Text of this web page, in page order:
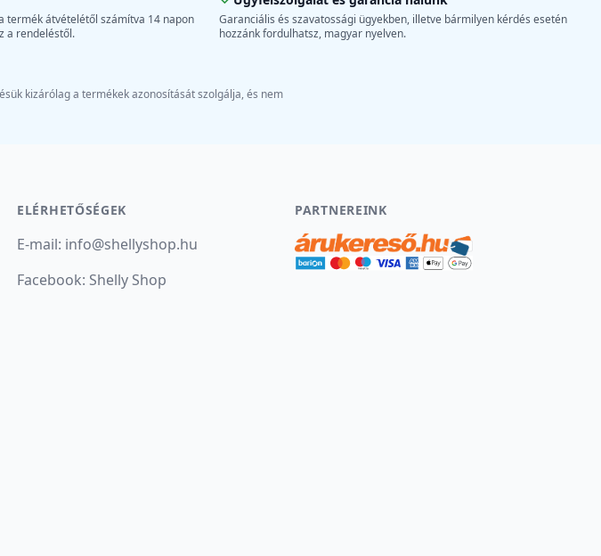
termék átvételétől számítva 14 napon
a rendeléstől.
Garanciális és szavatossági ügyekben, illetve bármilyen kérdés esetén
hozzánk fordulhatsz, magyar nyelven.
kizárólag a termékek azonosítását szolgálja, és nem
ELÉRHETŐSÉGEK
E-mail: info@shellyshop.hu
Facebook: Shelly Shop
PARTNEREINK